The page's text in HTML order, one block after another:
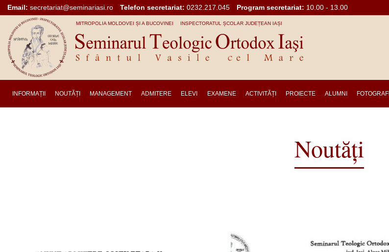
Mergi la conţinutul principal
Email: secretariat@seminariasi.ro Telefon secretariat: 0232.217.045 Program secretariat: 10.00 - 13.00
MITROPOLIA MOLDOVEI ȘI A BUCOVINEI INSPECTORATUL ȘCOLAR JUDEȚEAN IAȘI
Main
INFORMAȚII NOUTĂȚI MANAGEMENT ADMITERE ELEVI EXAMENE ACTIVITĂȚI PROIECTE ALUMNI FOTOGRAFII
Noutăți